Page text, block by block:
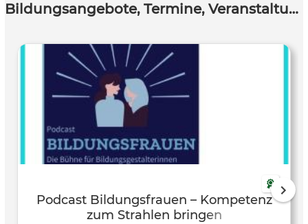
Bildungsangebote, Termine, Veranstaltungen
Podcast Bildungsfrauen – Kompetenz
zum Strahlen bringen